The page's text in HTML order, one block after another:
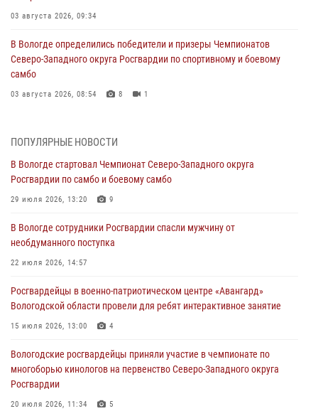
03 августа 2026, 09:34
В Вологде определились победители и призеры Чемпионатов
Северо-Западного округа Росгвардии по спортивному и боевому
самбо
03 августа 2026, 08:54 8 1
ОХРАНЫ РОСГВАРДИИ В ВОЛОГОДСКОЙ ОБЛАСТИ ЗАДЕРЖАНО 23
02 августа 2026, 10:37
Росгвардейцы в г. Соколе задержали несовершеннолетнего
31 июля 2026, 06:43
В Вологде стартовал Чемпионат Северо-Западного округа
29 июля 2026, 13:20
В Вологде росгвардейцы задержали мужчину, подозреваемого в
29 июля 2026, 09:08
ПОПУЛЯРНЫЕ НОВОСТИ
В Вологде стартовал Чемпионат Северо-Западного округа
Росгвардии по самбо и боевому самбо
29 июля 2026, 13:20 9
В Вологде сотрудники Росгвардии спасли мужчину от
необдуманного поступка
22 июля 2026, 14:57
Росгвардейцы в военно-патриотическом центре «Авангард»
Вологодской области провели для ребят интерактивное занятие
15 июля 2026, 13:00 4
Вологодские росгвардейцы приняли участие в чемпионате по
многоборью кинологов на первенство Северо-Западного округа
Росгвардии
20 июля 2026, 11:34 5